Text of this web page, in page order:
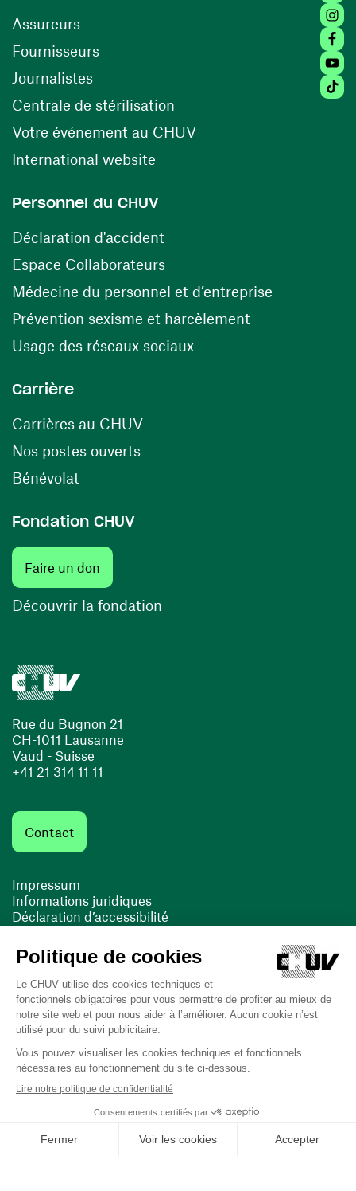
Rue du Bugnon 21
CH-1011 Lausanne
Vaud - Suisse
+41 21 314 11 11
Contact
Impressum
Informations juridiques
Déclaration d’accessibilité
Cookies
(ouvre une nouvelle fenêtre)
(ouvre une nouvelle fenêtre)
Dernière mise à jour le 13/08/2025 à 10:19
Assureurs
Fournisseurs(ouvre une nouvelle fenêtre)
Journalistes
Centrale de stérilisation (ouvre une nouvelle
Votre événement au CHUV(ouvre une nouvelle
International website
Personnel du CHUV
Déclaration d'accident
Espace Collaborateurs(ouvre une nouvelle fenêtre)
Médecine du personnel et d’entreprise
Prévention sexisme et harcèlement
Usage des réseaux sociaux(ouvre une nouvelle
Carrière
Carrières au CHUV(ouvre une nouvelle fenêtre)
Nos postes ouverts(ouvre une nouvelle fenêtre)
Bénévolat
Fondation CHUV
Faire un don
Découvrir la fondation